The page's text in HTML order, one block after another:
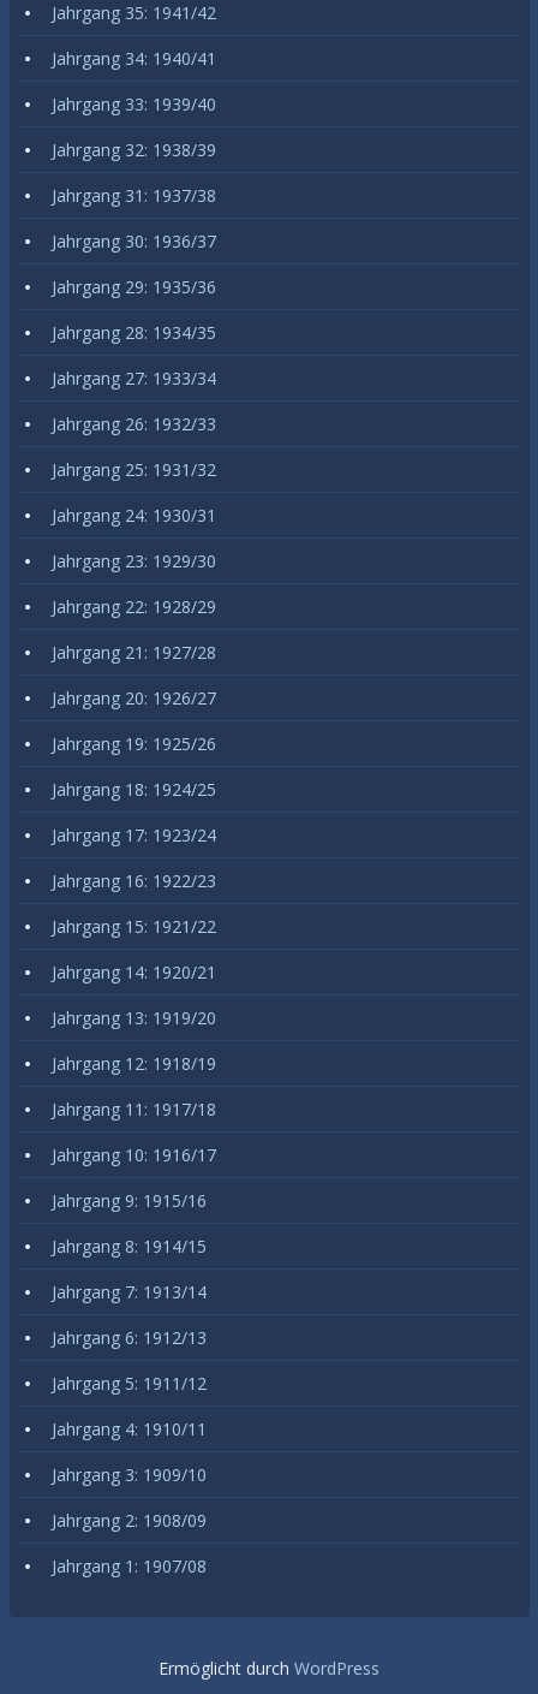
Jahrgang 35: 1941/42
Jahrgang 34: 1940/41
Jahrgang 33: 1939/40
Jahrgang 32: 1938/39
Jahrgang 31: 1937/38
Jahrgang 30: 1936/37
Jahrgang 29: 1935/36
Jahrgang 28: 1934/35
Jahrgang 27: 1933/34
Jahrgang 26: 1932/33
Jahrgang 25: 1931/32
Jahrgang 24: 1930/31
Jahrgang 23: 1929/30
Jahrgang 22: 1928/29
Jahrgang 21: 1927/28
Jahrgang 20: 1926/27
Jahrgang 19: 1925/26
Jahrgang 18: 1924/25
Jahrgang 17: 1923/24
Jahrgang 16: 1922/23
Jahrgang 15: 1921/22
Jahrgang 14: 1920/21
Jahrgang 13: 1919/20
Jahrgang 12: 1918/19
Jahrgang 11: 1917/18
Jahrgang 10: 1916/17
Jahrgang 9: 1915/16
Jahrgang 8: 1914/15
Jahrgang 7: 1913/14
Jahrgang 6: 1912/13
Jahrgang 5: 1911/12
Jahrgang 4: 1910/11
Jahrgang 3: 1909/10
Jahrgang 2: 1908/09
Jahrgang 1: 1907/08
Ermöglicht durch WordPress